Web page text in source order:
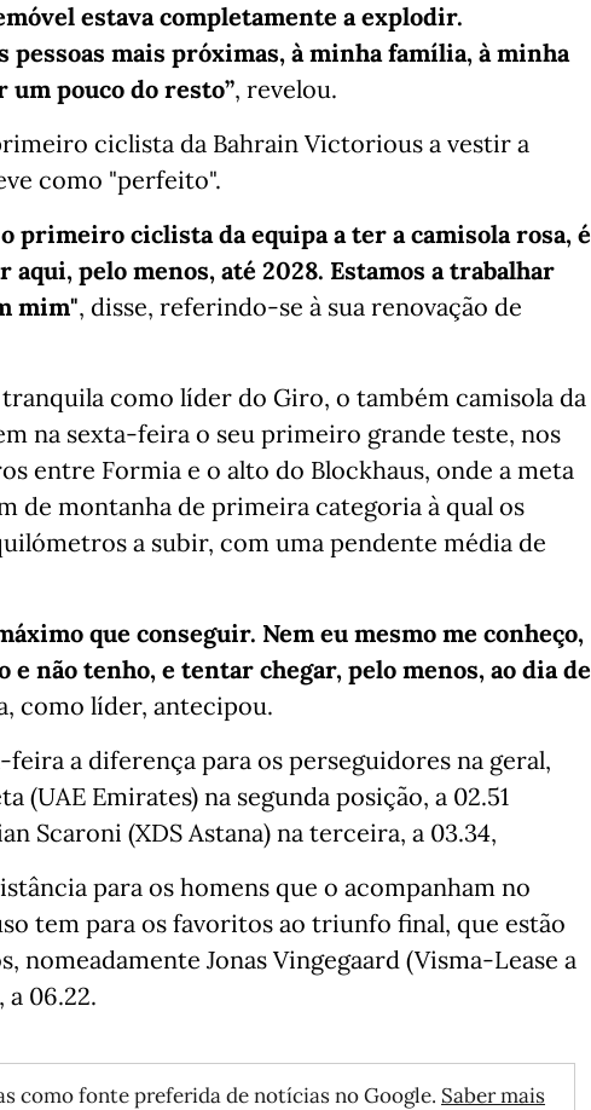
estava completamente a explodir.
pessoas mais próximas, à minha família, à minha
pouco do resto”, revelou.
ciclista da Bahrain Victorious a vestir a
como "perfeito".
primeiro ciclista da equipa a ter a camisola rosa, é
pelo menos, até 2028. Estamos a trabalhar
mim", disse, referindo-se à sua renovação de
como líder do Giro, o também camisola da
na sexta-feira o seu primeiro grande teste, nos
entre Formia e o alto do Blockhaus, onde a meta
de montanha de primeira categoria à qual os
a subir, com uma pendente média de
que conseguir. Nem eu mesmo me conheço,
não tenho, e tentar chegar, pelo menos, ao dia de
como líder, antecipou.
a diferença para os perseguidores na geral,
(UAE Emirates) na segunda posição, a 02.51
Scaroni (XDS Astana) na terceira, a 03.34,
para os homens que o acompanham no
tem para os favoritos ao triunfo final, que estão
nomeadamente Jonas Vingegaard (Visma-Lease a
a 06.22.
como fonte preferida de notícias no Google. Saber mais